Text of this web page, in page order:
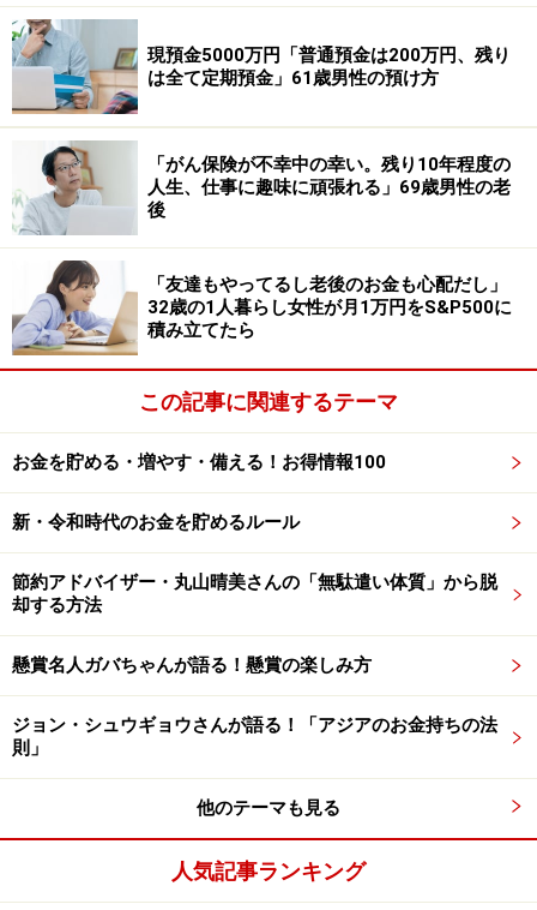
金」に回すつもりなのだそう。
ただ昨今の物価高で「パソコンの予算が昨年より上がる
かも。買おうと思っているものの値がどれも上がってい
るので、品数が減るかグレードを落とすか、それとも逆
にグレードを上げて将来の買い換えを先送りにするか」
と悩ましく感じていると話します。
最後に、今後のボーナスの在り方について、職場では
「ボーナスを廃止して全部給料として反映される動きに
なるのかもしれない。短期での転職前提で仕事する人が
多くなってきている現状では、目先のもらえる金額が多
い方がいいのかもしれない」と語られていました。
せください。エピソードの採用で3000円分のAmazonギ
フト券をもれなくプレゼント
※本文カッコ内の回答者コメントは原文に準拠していま
す
※エピソードは投稿者の当時のものです。現在とはサー
ビスや金額などの情報が異なることがございます
※投稿エピソードのため、内容の正確性を保証するもの
ではございません
※記事内容は執筆時点のものです。最新の内容をご確認くださ
本記事の内容は一般的な情報提供を目的としており、特定の金融
商品や投資行動を推奨するものではありません。
現預金5000万円「普通預金は200万円、残り
は全て定期預金」61歳男性の預け方
「がん保険が不幸中の幸い。残り10年程度の
人生、仕事に趣味に頑張れる」69歳男性の老
後
「友達もやってるし老後のお金も心配だし」
32歳の1人暮らし女性が月1万円をS&P500に
積み立てたら
この記事に関連するテーマ
お金を貯める・増やす・備える！お得情報100
新・令和時代のお金を貯めるルール
節約アドバイザー・丸山晴美さんの「無駄遣い体質」から脱
却する方法
懸賞名人ガバちゃんが語る！懸賞の楽しみ方
ジョン・シュウギョウさんが語る！「アジアのお金持ちの法
則」
他のテーマも見る
人気記事ランキング